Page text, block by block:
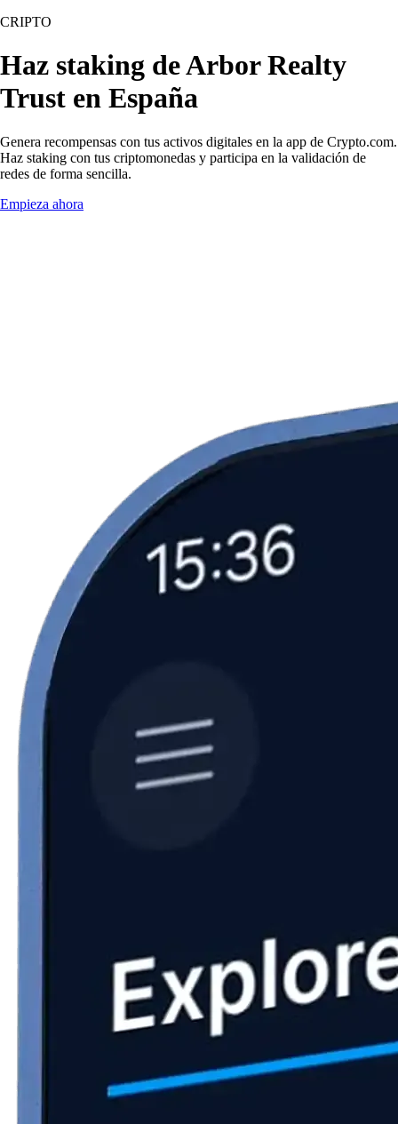
CRIPTO
Haz staking de Arbor Realty
Trust en España
Genera recompensas con tus activos digitales en la app de Crypto.com.
Haz staking con tus criptomonedas y participa en la validación de
redes de forma sencilla.
Empieza ahora